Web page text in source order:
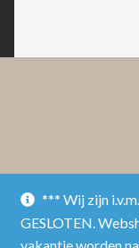
*** Wij zijn
GESLOTEN.